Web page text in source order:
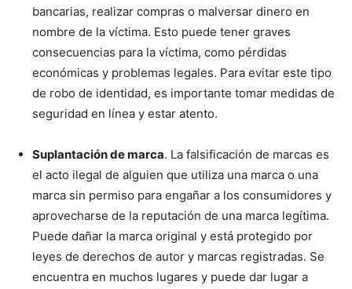
bancarias, realizar compras o malversar dinero en
nombre de la víctima. Esto puede tener graves
consecuencias para la víctima, como pérdidas
económicas y problemas legales. Para evitar este tipo
de robo de identidad, es importante tomar medidas de
seguridad en línea y estar atento.
Suplantación de marca. La falsificación de marcas es
el acto ilegal de alguien que utiliza una marca o una
marca sin permiso para engañar a los consumidores y
aprovecharse de la reputación de una marca legítima.
Puede dañar la marca original y está protegido por
leyes de derechos de autor y marcas registradas. Se
encuentra en muchos lugares y puede dar lugar a